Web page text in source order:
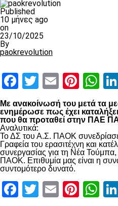
Published
10 μήνες ago
on
23/10/2025
By
paokrevolution
Facebook
Twitter
Email
Με ανακοίνωσή του μετά τα
ενημέρωσε πως έχει
που θα προταθεί στην ΠΑΕ
Αναλυτικά:
Το ΔΣ του Α.Σ. ΠΑΟΚ
Γραφεία του ερασιτέχνη και
συνεργασίας για τη Νέα
ΠΑΟΚ. Επιθυμία μας είναι η
συντομότερο δυνατό.
Facebook
Twitter
Email